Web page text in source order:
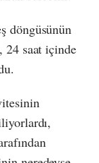
döngüsünün
24 saat içinde